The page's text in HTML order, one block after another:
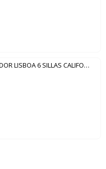
CONJUNTO COMEDOR LISBOA 6 SILLAS CALIFORNIA FABONE BLANCO CRAQUELADO|NEGRO LISTRADO